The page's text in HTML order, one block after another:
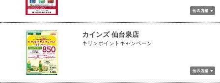
カインズ 仙台泉店
キリンポイントキャンペーン